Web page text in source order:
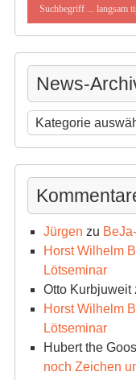
News-
News-
Archiv
Jürgen zu
Horst Wilhelm
Lötseminar
Otto Kurbjuweit
Horst Wilhelm
Lötseminar
Hubert the
noch Zeichen